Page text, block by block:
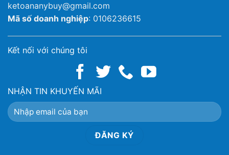
ketoananybuy@gmail.com
Mã số doanh nghiệp: 0106236615
Kết nối với chúng tôi
NHẬN TIN KHUYẾN MÃI